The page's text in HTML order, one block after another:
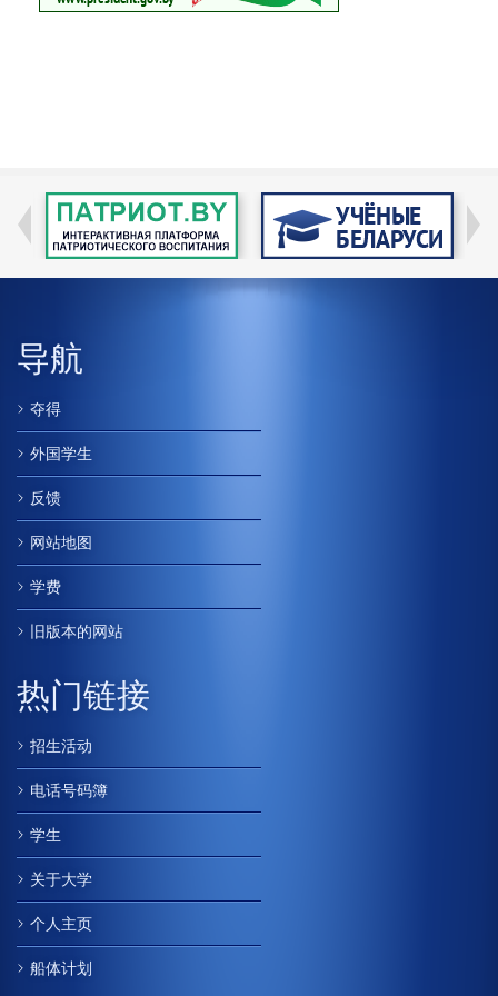
导航
夺得
外国学生
反馈
网站地图
学费
旧版本的网站
热门链接
招生活动
电话号码簿
学生
关于大学
个人主页
船体计划